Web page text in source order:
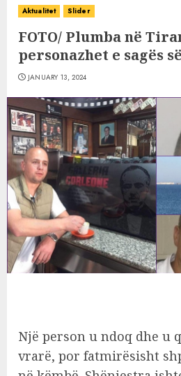
Aktualitet Slider
FOTO/ Plumba në
personazhet e sagës
JANUARY 13, 2024
Një person u ndoq dhe u
vrarë, por fatmirësisht